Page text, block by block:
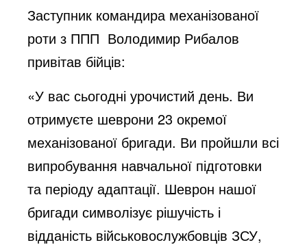
e
Заступник командира механізованої
роти з ППП Володимир Рибалов
привітав бійців:
«У вас сьогодні урочистий день. Ви
отримуєте шеврони 23 окремої
механізованої бригади. Ви пройшли всі
випробування навчальної підготовки
та періоду адаптації. Шеврон нашої
бригади символізує рішучість і
відданість військовослужбовців ЗСУ,